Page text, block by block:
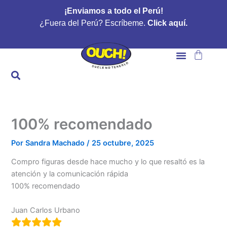
¡Enviamos a todo el Perú!
¿Fuera del Perú? Escríbeme. Click aquí.
Carrito
100% recomendado
PorSandra Machado/ 25 octubre, 2025
Compro figuras desde hace mucho y lo que resaltó es la
atención y la comunicación rápida
100% recomendado
Juan Carlos Urbano